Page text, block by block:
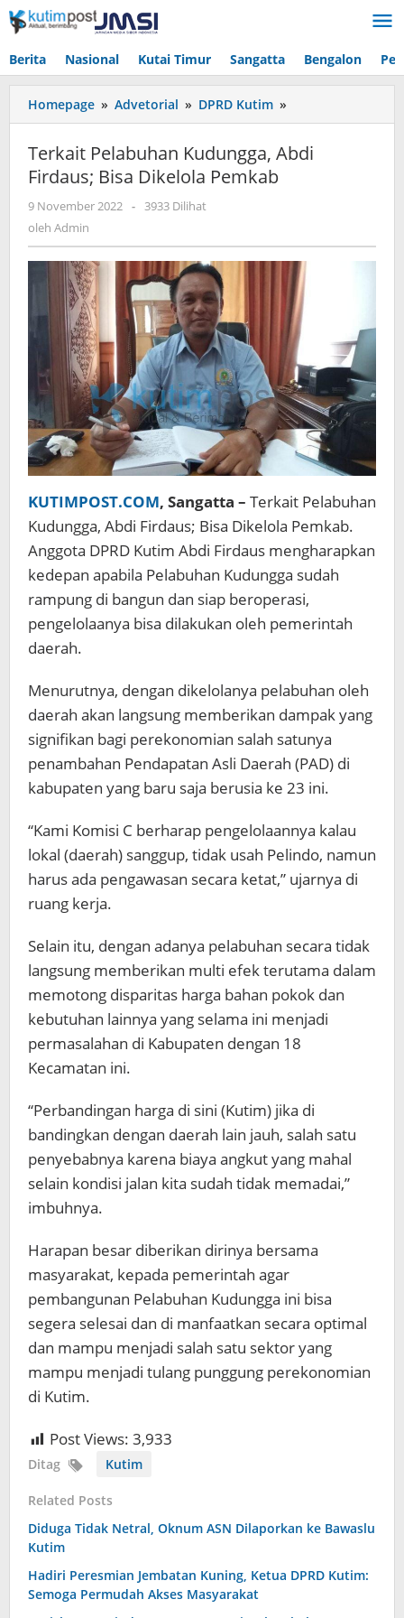
Lewati
ke
Berita Nasional Kutai Timur Sangatta Bengalon
Homepage » Advetorial » DPRD Kutim »
Pelabuhan
Abdi
Terkait Pelabuhan Kudungga, Abdi
Firdaus; Bisa Dikelola Pemkab
9 November 2022 oleh
- 3933 Dilihat
oleh Admin
KUTIMPOST.COM, Sangatta – Terkait Pelabuhan
Kudungga, Abdi Firdaus; Bisa Dikelola Pemkab.
Anggota DPRD Kutim Abdi Firdaus mengharapkan
kedepan apabila Pelabuhan Kudungga sudah
rampung di bangun dan siap beroperasi,
pengelolaanya bisa dilakukan oleh pemerintah
daerah.
Menurutnya, dengan dikelolanya pelabuhan oleh
daerah akan langsung memberikan dampak yang
signifikan bagi perekonomian salah satunya
penambahan Pendapatan Asli Daerah (PAD) di
kabupaten yang baru saja berusia ke 23 ini.
“Kami Komisi C berharap pengelolaannya kalau
lokal (daerah) sanggup, tidak usah Pelindo, namun
harus ada pengawasan secara ketat,” ujarnya di
ruang kerja.
Selain itu, dengan adanya pelabuhan secara tidak
langsung memberikan multi efek terutama dalam
memotong disparitas harga bahan pokok dan
kebutuhan lainnya yang selama ini menjadi
permasalahan di Kabupaten dengan 18
Kecamatan ini.
“Perbandingan harga di sini (Kutim) jika di
bandingkan dengan daerah lain jauh, salah satu
penyebabnya karena biaya angkut yang mahal
selain kondisi jalan kita sudah tidak memadai,”
imbuhnya.
Harapan besar diberikan dirinya bersama
masyarakat, kepada pemerintah agar
pembangunan Pelabuhan Kudungga ini bisa
segera selesai dan di manfaatkan secara optimal
dan mampu menjadi salah satu sektor yang
mampu menjadi tulang punggung perekonomian
di Kutim.
Post Views: 3,933
Ditag Kutim
Related Posts
Diduga Tidak Netral, Oknum ASN Dilaporkan ke Bawaslu
Kutim
Hadiri Peresmian Jembatan Kuning, Ketua DPRD Kutim:
Semoga Permudah Akses Masyarakat